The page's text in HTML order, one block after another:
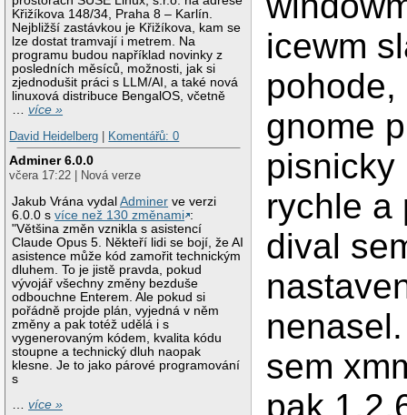
Křižíkova 148/34, Praha 8 – Karlín.
Nejbližší zastávkou je Křižíkova, kam se
lze dostat tramvají i metrem. Na
programu budou například novinky z
posledních měsíců, možnosti, jak si
zjednodušit práci s LLM/AI, a také nová
linuxová distribuce BengalOS, včetně
…více »
David Heidelberg
Komentářů: 0
Adminer 6.0.0
včera 17:22 | Nová verze
Jakub Vrána vydalAdminer ve verzi
6.0.0 svíce než 130 změnami :
"Většina změn vznikla s asistencí
Claude Opus 5. Někteří lidi se bojí, že AI
asistence může kód zamořit technickým
dluhem. To je jistě pravda, pokud
vývojář všechny změny bezduše
odbouchne Enterem. Ale pokud si
pořádně projde plán, vyjedná v něm
změny a pak totéž udělá i s
vygenerovaným kódem, kvalita kódu
stoupne a technický dluh naopak
klesne. Je to jako párové programování
s
…více »
icewm
gnome
pisnicky
rychle a
dival
sem
pak